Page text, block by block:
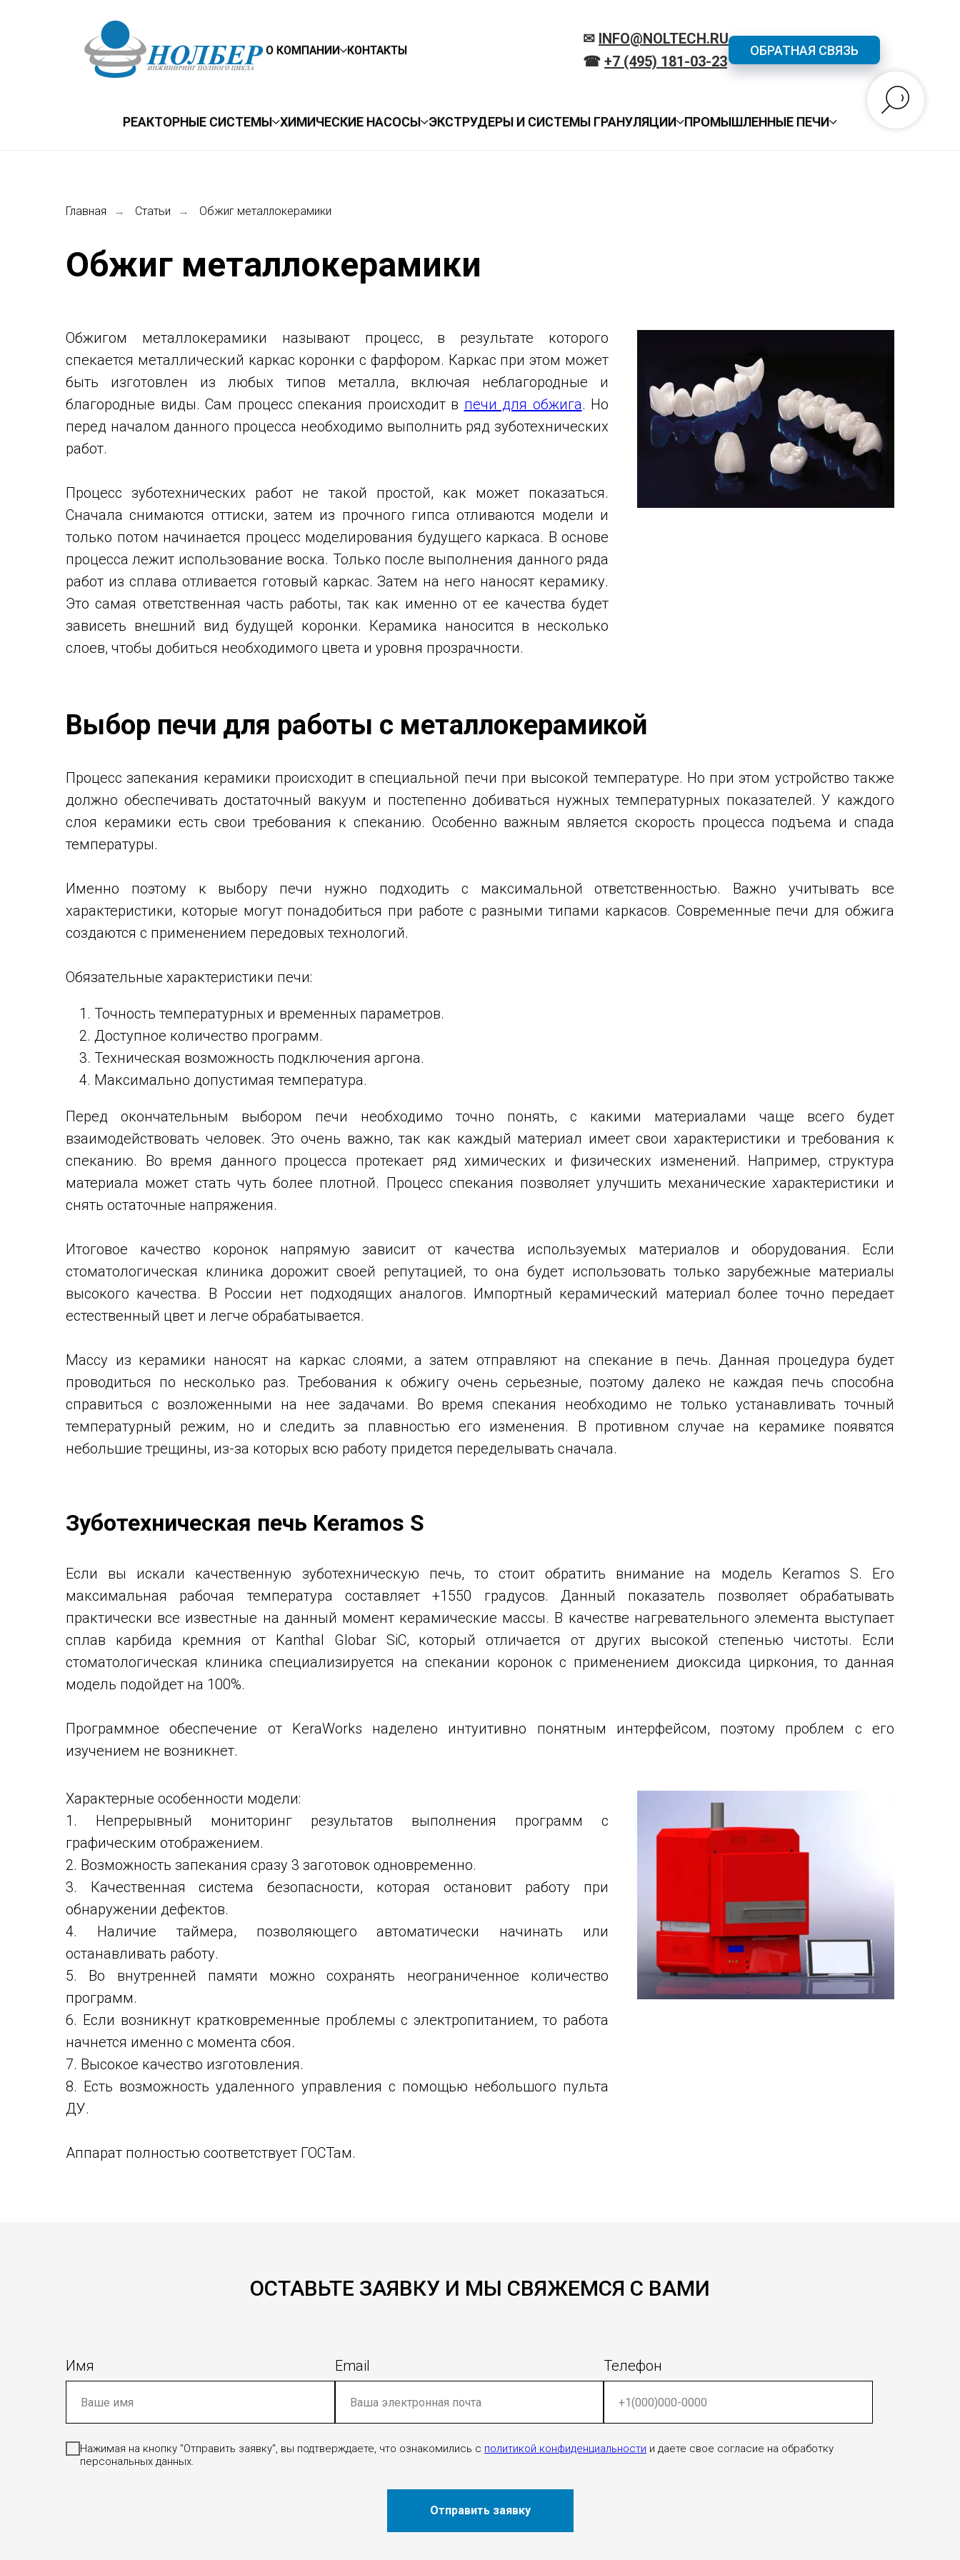
О КОМПАНИИ КОНТАКТЫ
✉ INFO@NOLTECH.RU
☎ +7 (495) 181-03-23
ОБРАТНАЯ СВЯЗЬ
РЕАКТОРНЫЕ СИСТЕМЫ ХИМИЧЕСКИЕ НАСОСЫ ЭКСТРУДЕРЫ И СИСТЕМЫ ГРАНУЛЯЦИИ ПРОМЫШЛЕННЫЕ ПЕЧИ
Главная → Статьи → Обжиг металлокерамики
Обжиг металлокерамики
Обжигом металлокерамики называют процесс, в результате которого
спекается металлический каркас коронки с фарфором. Каркас при этом может
быть изготовлен из любых типов металла, включая неблагородные и
благородные виды. Сам процесс спекания происходит в печи для обжига. Но
перед началом данного процесса необходимо выполнить ряд зуботехнических
работ.
Процесс зуботехнических работ не такой простой, как может показаться.
Сначала снимаются оттиски, затем из прочного гипса отливаются модели и
только потом начинается процесс моделирования будущего каркаса. В основе
процесса лежит использование воска. Только после выполнения данного ряда
работ из сплава отливается готовый каркас. Затем на него наносят керамику.
Это самая ответственная часть работы, так как именно от ее качества будет
зависеть внешний вид будущей коронки. Керамика наносится в несколько
слоев, чтобы добиться необходимого цвета и уровня прозрачности.
Выбор печи для работы с металлокерамикой
Процесс запекания керамики происходит в специальной печи при высокой температуре. Но при этом устройство также
должно обеспечивать достаточный вакуум и постепенно добиваться нужных температурных показателей. У каждого
слоя керамики есть свои требования к спеканию. Особенно важным является скорость процесса подъема и спада
температуры.
Именно поэтому к выбору печи нужно подходить с максимальной ответственностью. Важно учитывать все
характеристики, которые могут понадобиться при работе с разными типами каркасов. Современные печи для обжига
создаются с применением передовых технологий.
Обязательные характеристики печи:
Точность температурных и временных параметров.
Доступное количество программ.
Техническая возможность подключения аргона.
Максимально допустимая температура.
Перед окончательным выбором печи необходимо точно понять, с какими материалами чаще всего будет
взаимодействовать человек. Это очень важно, так как каждый материал имеет свои характеристики и требования к
спеканию. Во время данного процесса протекает ряд химических и физических изменений. Например, структура
материала может стать чуть более плотной. Процесс спекания позволяет улучшить механические характеристики и
снять остаточные напряжения.
Итоговое качество коронок напрямую зависит от качества используемых материалов и оборудования. Если
стоматологическая клиника дорожит своей репутацией, то она будет использовать только зарубежные материалы
высокого качества. В России нет подходящих аналогов. Импортный керамический материал более точно передает
естественный цвет и легче обрабатывается.
Массу из керамики наносят на каркас слоями, а затем отправляют на спекание в печь. Данная процедура будет
проводиться по несколько раз. Требования к обжигу очень серьезные, поэтому далеко не каждая печь способна
справиться с возложенными на нее задачами. Во время спекания необходимо не только устанавливать точный
температурный режим, но и следить за плавностью его изменения. В противном случае на керамике появятся
небольшие трещины, из-за которых всю работу придется переделывать сначала.
Зуботехническая печь Keramos S
Если вы искали качественную зуботехническую печь, то стоит обратить внимание на модель Keramos S. Его
максимальная рабочая температура составляет +1550 градусов. Данный показатель позволяет обрабатывать
практически все известные на данный момент керамические массы. В качестве нагревательного элемента выступает
сплав карбида кремния от Kanthal Globar SiC, который отличается от других высокой степенью чистоты. Если
стоматологическая клиника специализируется на спекании коронок с применением диоксида циркония, то данная
модель подойдет на 100%.
Программное обеспечение от KeraWorks наделено интуитивно понятным интерфейсом, поэтому проблем с его
изучением не возникнет.
Характерные особенности модели:
1. Непрерывный мониторинг результатов выполнения программ с
графическим отображением.
2. Возможность запекания сразу 3 заготовок одновременно.
3. Качественная система безопасности, которая остановит работу при
обнаружении дефектов.
4. Наличие таймера, позволяющего автоматически начинать или
останавливать работу.
5. Во внутренней памяти можно сохранять неограниченное количество
программ.
6. Если возникнут кратковременные проблемы с электропитанием, то работа
начнется именно с момента сбоя.
7. Высокое качество изготовления.
8. Есть возможность удаленного управления с помощью небольшого пульта
ДУ.
Аппарат полностью соответствует ГОСТам.
ОСТАВЬТЕ ЗАЯВКУ И МЫ СВЯЖЕМСЯ С ВАМИ
Имя Email Телефон
Нажимая на кнопку "Отправить заявку", вы подтверждаете, что ознакомились c политикой конфиденциальности и даете свое согласие на обработку
персональных данных.
Отправить заявку